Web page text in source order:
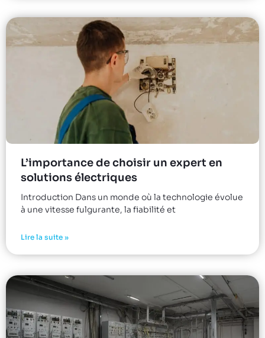
L’importance de choisir un expert en
solutions électriques
Introduction Dans un monde où la technologie évolue
à une vitesse fulgurante, la fiabilité et
Lire la suite »